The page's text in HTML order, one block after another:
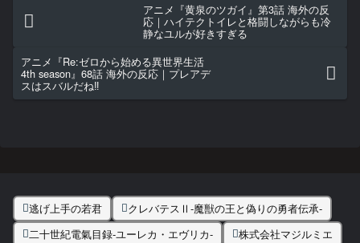
アニメ『黄泉のツガイ』第3話 海外の反
応｜ハイテクトイレと格闘しながらも冷
静なユルが好きすぎる
アニメ『Re:ゼロから始める異世界生活
4th season』68話 海外の反応｜プレアデ
スはスバルだね‼
逃げ上手の若君
クレバテスⅡ-魔獣の王と偽りの勇者伝承-
二十世紀電氣目録-ユーレカ・エヴリカ-
株式会社マジルミエ